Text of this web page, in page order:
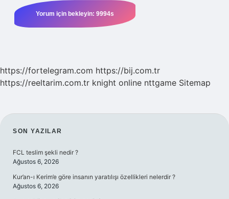
https://fortelegram.com https://bij.com.tr
https://reeltarim.com.tr knight online nttgame Sitemap
SIDEBAR
SON YAZILAR
FCL teslim şekli nedir ?
Ağustos 6, 2026
Kur’an-ı Kerim’e göre insanın yaratılışı özellikleri nelerdir ?
Ağustos 6, 2026